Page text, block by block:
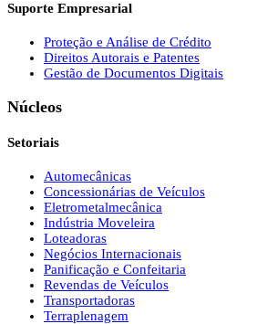
Suporte Empresarial
Proteção e Análise de Crédito
Direitos Autorais e Patentes
Gestão de Documentos Digitais
Núcleos
Setoriais
Automecânicas
Concessionárias de Veículos
Eletrometalmecânica
Indústria Moveleira
Loteadoras
Negócios Internacionais
Panificação e Confeitaria
Revendas de Veículos
Transportadoras
Terraplenagem